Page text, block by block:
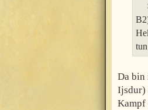
Da bin
Ijsdur)
Kampf